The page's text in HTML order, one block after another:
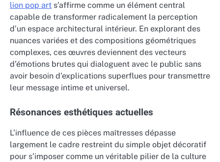
lion pop art s’affirme comme un élément central
capable de transformer radicalement la perception
d’un espace architectural intérieur. En explorant des
nuances variées et des compositions géométriques
complexes, ces œuvres deviennent des vecteurs
d’émotions brutes qui dialoguent avec le public sans
avoir besoin d’explications superflues pour transmettre
leur message intime et universel.
Résonances esthétiques actuelles
L’influence de ces pièces maîtresses dépasse
largement le cadre restreint du simple objet décoratif
pour s’imposer comme un véritable pilier de la culture